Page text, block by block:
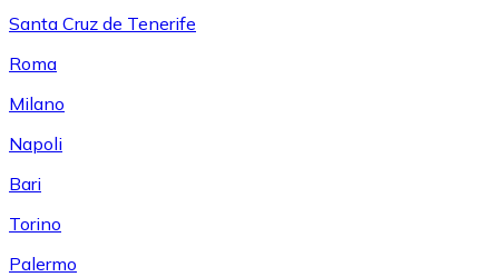
Santa Cruz de Tenerife
Roma
Milano
Napoli
Bari
Torino
Palermo